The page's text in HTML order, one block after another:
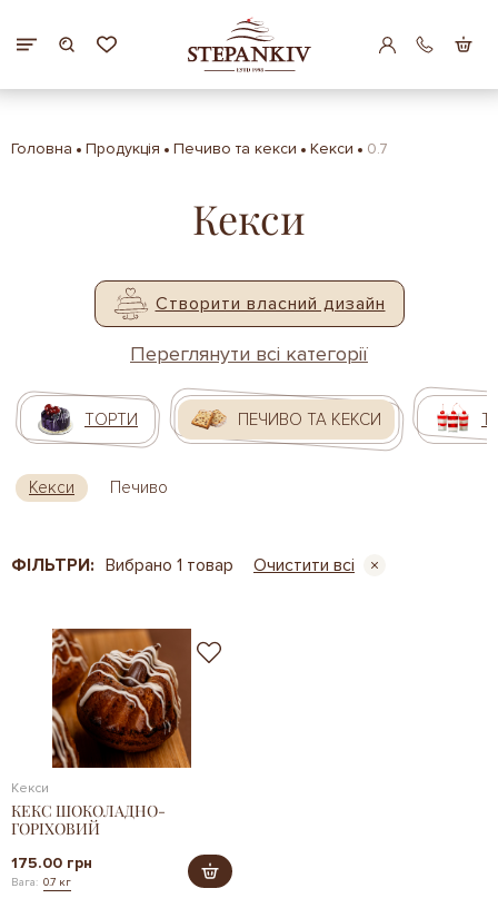
Головна Продукція Печиво та кекси Кекси 0.7
Кекси
Створити власний дизайн
Переглянути всі категорії
ТОРТИ ПЕЧИВО ТА КЕКСИ
Кекси Печиво
ФІЛЬТРИ: Вибрано 1 товар Очистити всі
Кекси
КЕКС ШОКОЛАДНО-
ГОРІХОВИЙ
175.00 грн
Вага: 0.7 кг